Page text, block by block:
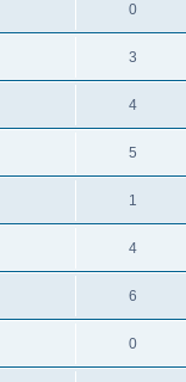
0
3
4
5
1
4
6
0